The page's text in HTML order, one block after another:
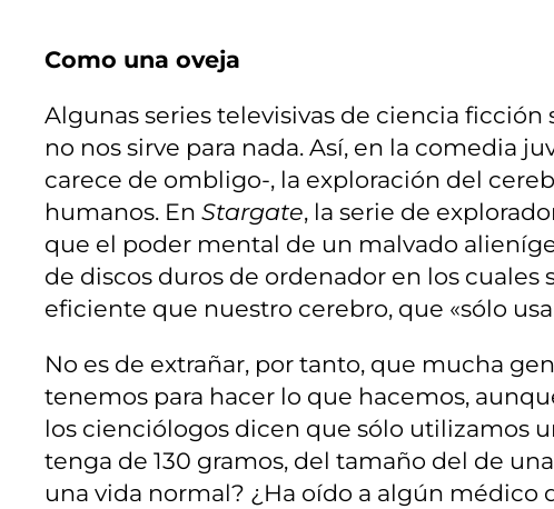
Como una oveja
Algunas series televisivas de ciencia
no nos sirve para nada. Así, en la comedia
carece de ombligo-, la exploración del
humanos. En Stargate, la serie de
que el poder mental de un malvado
de discos duros de ordenador en los
eficiente que nuestro cerebro, que «sólo
No es de extrañar, por tanto, que mucha
tenemos para hacer lo que hacemos,
los cienciólogos dicen que sólo utilizamos
tenga de 130 gramos, del tamaño del de
una vida normal? ¿Ha oído a algún médico